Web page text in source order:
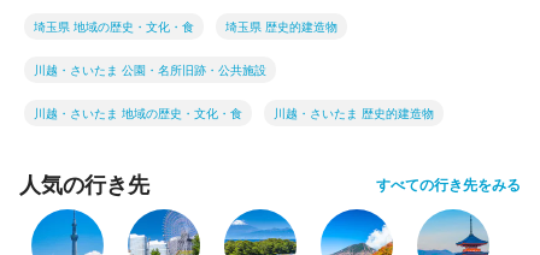
埼玉県 地域の歴史・文化・食 埼玉県 歴史的建造物
川越・さいたま 公園・名所旧跡・公共施設
川越・さいたま 地域の歴史・文化・食 川越・さいたま 歴史的建造物
人気の行き先 すべての行き先をみる